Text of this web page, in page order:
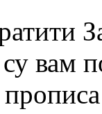
су вам